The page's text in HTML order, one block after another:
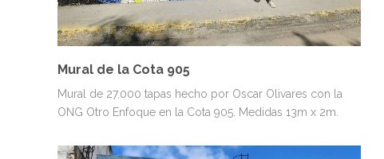
Mural de la Cota 905
Mural de 27.000 tapas hecho por Oscar Olivares con la
ONG Otro Enfoque en la Cota 905. Medidas 13m x 2m.